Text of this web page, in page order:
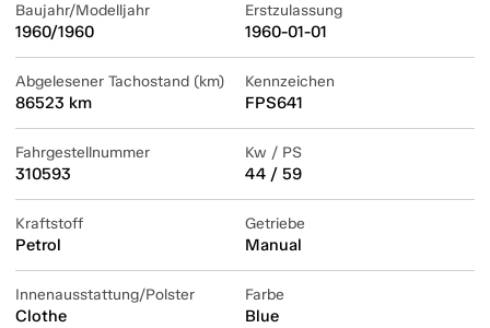
Baujahr/Modelljahr
1960/1960
Erstzulassung
1960-01-01
Abgelesener Tachostand (km)
86523 km
Kennzeichen
FPS641
Fahrgestellnummer
310593
Kw / PS
44 / 59
Kraftstoff
Petrol
Getriebe
Manual
Innenausstattung/Polster
Clothe
Farbe
Blue